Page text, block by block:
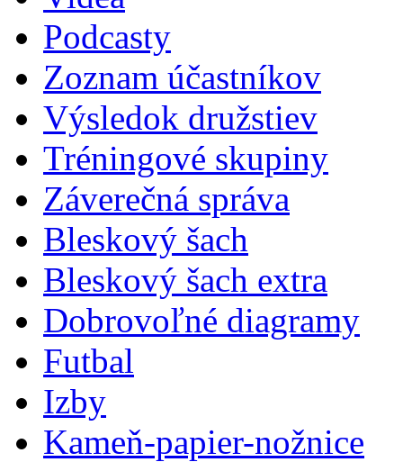
Podcasty
Zoznam účastníkov
Výsledok družstiev
Tréningové skupiny
Záverečná správa
Bleskový šach
Bleskový šach extra
Dobrovoľné diagramy
Futbal
Izby
Kameň-papier-nožnice